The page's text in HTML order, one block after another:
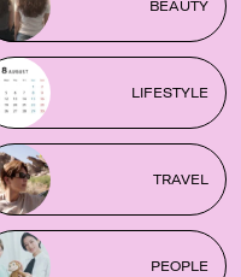
BEAUTY
LIFESTYLE
TRAVEL
PEOPLE